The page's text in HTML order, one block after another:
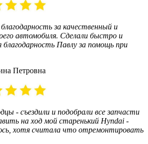
за качественный и
автомобиля. Сделали быстро и
благодарность Павлу за помощь при
Петровна
- съездили и подобрали все запчасти
на ход мой старенький Hyndai -
хотя считала что отремонтировать